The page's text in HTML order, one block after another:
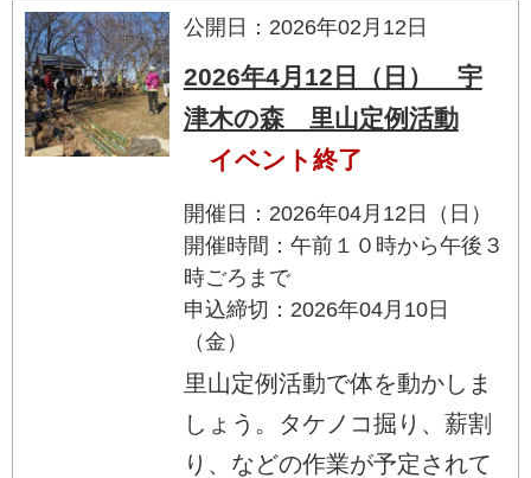
公開日：2026年02月12日
2026年4月12日（日） 宇
津木の森 里山定例活動
イベント終了
開催日：2026年04月12日（日）
開催時間：午前１０時から午後３
時ごろまで
申込締切：2026年04月10日
（金）
里山定例活動で体を動かしま
しょう。タケノコ掘り、薪割
り、などの作業が予定されて